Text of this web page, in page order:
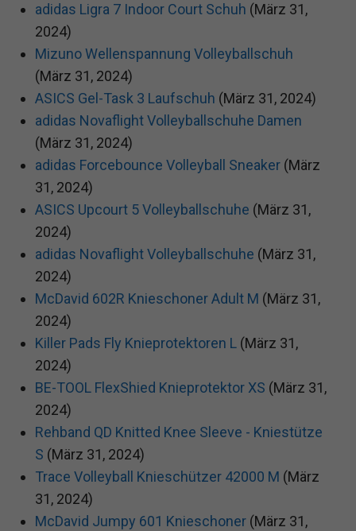
adidas Ligra 7 Indoor Court Schuh (März 31,
2024)
Mizuno Wellenspannung Volleyballschuh
(März 31, 2024)
ASICS Gel-Task 3 Laufschuh (März 31, 2024)
adidas Novaflight Volleyballschuhe Damen
(März 31, 2024)
adidas Forcebounce Volleyball Sneaker (März
31, 2024)
ASICS Upcourt 5 Volleyballschuhe (März 31,
2024)
adidas Novaflight Volleyballschuhe (März 31,
2024)
McDavid 602R Knieschoner Adult M (März 31,
2024)
Killer Pads Fly Knieprotektoren L (März 31,
2024)
BE-TOOL FlexShied Knieprotektor XS (März 31,
2024)
Rehband QD Knitted Knee Sleeve - Kniestütze
S (März 31, 2024)
Trace Volleyball Knieschützer 42000 M (März
31, 2024)
McDavid Jumpy 601 Knieschoner (März 31,